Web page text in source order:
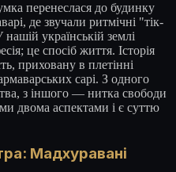
перенеслася до будинку
де звучали ритмічні "тік-
українській землі
це спосіб життя. Історія
приховану в плетінні
сарі. З одного
з іншого — нитка свободи
двома аспектами і є суттю
Мадхуравані